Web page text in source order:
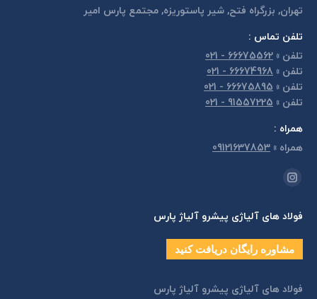
تهران, بزرگراه فتح, شير پاستوريزه, مجتمع پارس امير
تلفن تماس :
تلفن »
66675562 - 021
تلفن »
66674968 - 021
تلفن »
66675895 - 021
تلفن »
91557225 - 021
همراه :
همراه »
09121637853
مارا در اینجا پیدا کنید:
اینستاگرام
opens
in
new
فولاد های آلیاژی پیشرو آلیاژ پارس
مشاوره رایگان دریافت کنید
فولاد های آلیاژی پیشرو آلیاژ پارس